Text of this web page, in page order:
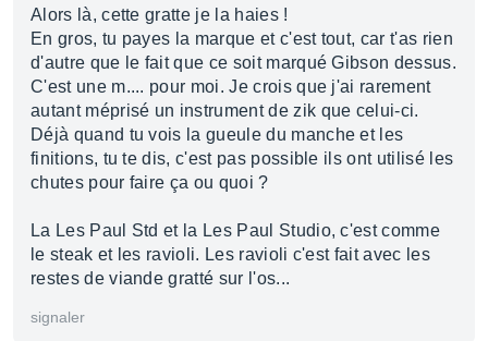
Alors là, cette gratte je la haies !
En gros, tu payes la marque et c'est tout, car t'as rien
d'autre que le fait que ce soit marqué Gibson dessus.
C'est une m.... pour moi. Je crois que j'ai rarement
autant méprisé un instrument de zik que celui-ci.
Déjà quand tu vois la gueule du manche et les
finitions, tu te dis, c'est pas possible ils ont utilisé les
chutes pour faire ça ou quoi ?
La Les Paul Std et la Les Paul Studio, c'est comme
le steak et les ravioli. Les ravioli c'est fait avec les
restes de viande gratté sur l'os...
signaler